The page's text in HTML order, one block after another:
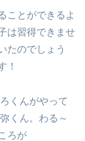
ことができるよ
は習得できませ
たのでしょう
！
くんがやって
くん。わる～
ろが